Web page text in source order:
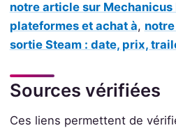
notre article sur Mechanicus
plateformes et achat à,
sortie Steam : date, prix,
Sources vérifiées
Ces liens permettent de